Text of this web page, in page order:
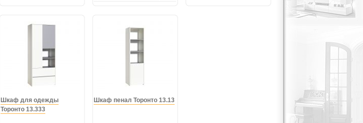
Шкаф для одежды
Торонто 13.333
Шкаф пенал Торонто 13.13